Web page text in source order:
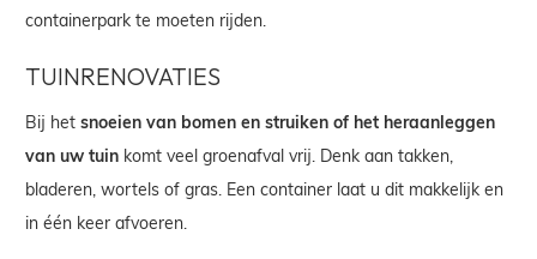
containerpark te moeten rijden.
TUINRENOVATIES
Bij het snoeien van bomen en struiken of het heraanleggen
van uw tuin komt veel groenafval vrij. Denk aan takken,
bladeren, wortels of gras. Een container laat u dit makkelijk en
in één keer afvoeren.